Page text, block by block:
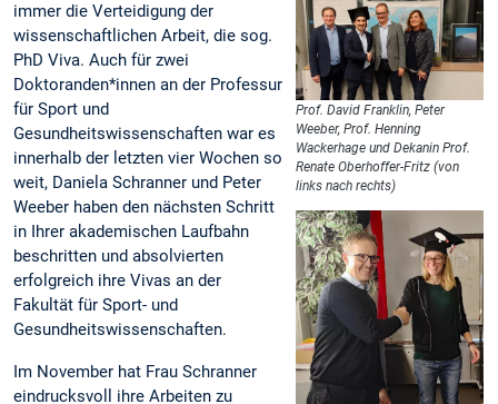
Prof. David Franklin, Peter
Weeber, Prof. Henning
Wackerhage und Dekanin Prof.
Renate Oberhoffer-Fritz (von
links nach rechts)
immer die Verteidigung der
wissenschaftlichen Arbeit, die sog.
PhD Viva. Auch für zwei
Doktoranden*innen an der Professur
für Sport und
Gesundheitswissenschaften war es
innerhalb der letzten vier Wochen so
weit, Daniela Schranner und Peter
Weeber haben den nächsten Schritt
in Ihrer akademischen Laufbahn
beschritten und absolvierten
erfolgreich ihre Vivas an der
Fakultät für Sport- und
Gesundheitswissenschaften.
Im November hat Frau Schranner
eindrucksvoll ihre Arbeiten zu